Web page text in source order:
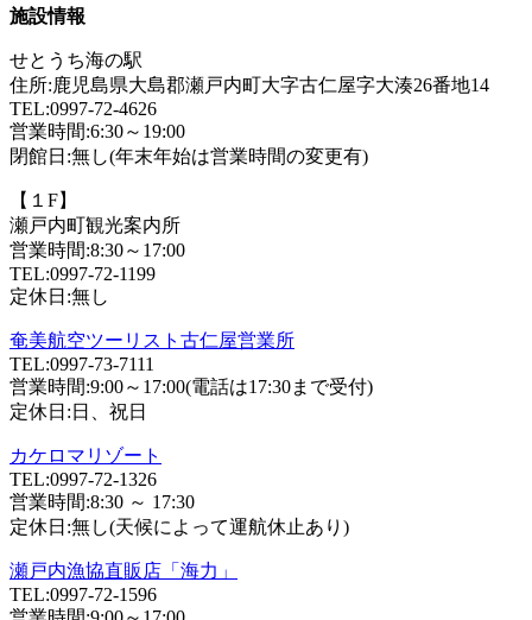
施設情報
せとうち海の駅
住所:鹿児島県大島郡瀬戸内町大字古仁屋字大湊26番地14
TEL:0997-72-4626
営業時間:6:30～19:00
閉館日:無し(年末年始は営業時間の変更有)
【１F】
瀬戸内町観光案内所
営業時間:8:30～17:00
TEL:0997-72-1199
定休日:無し
奄美航空ツーリスト古仁屋営業所
TEL:0997-73-7111
営業時間:9:00～17:00(電話は17:30まで受付)
定休日:日、祝日
カケロマリゾート
TEL:0997-72-1326
営業時間:8:30 ～ 17:30
定休日:無し(天候によって運航休止あり)
瀬戸内漁協直販店「海力」
TEL:0997-72-1596